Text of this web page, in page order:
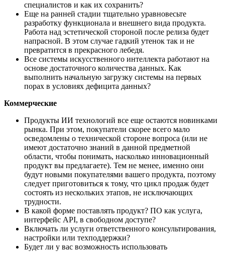
специалистов и как их сохранить?
Еще на ранней стадии тщательно уравновесьте
разработку функционала и внешнего вида продукта.
Работа над эстетической стороной после релиза будет
напрасной. В этом случае гадкий утенок так и не
превратится в прекрасного лебедя.
Все системы искусственного интеллекта работают на
основе достаточного количества данных. Как
выполнить начальную загрузку системы на первых
порах в условиях дефицита данных?
Коммерческие
Продукты ИИ технологий все еще остаются новинками
рынка. При этом, покупатели скорее всего мало
осведомлены о технической стороне вопроса (или не
имеют достаточно знаний в данной предметной
области, чтобы понимать, насколько инновационный
продукт вы предлагаете). Тем не менее, именно они
будут новыми покупателями вашего продукта, поэтому
следует приготовиться к тому, что цикл продаж будет
состоять из нескольких этапов, не исключающих
трудности.
В какой форме поставлять продукт? ПО как услуга,
интерфейс API, в свободном доступе?
Включать ли услуги ответственного консультирования,
настройки или техподдержки?
Будет ли у вас возможность использовать